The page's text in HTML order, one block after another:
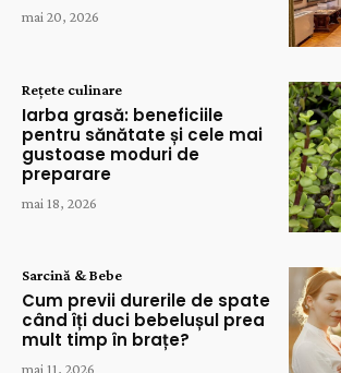
mai 20, 2026
Rețete culinare
Iarba grasă: beneficiile
pentru sănătate și cele mai
gustoase moduri de
preparare
mai 18, 2026
Sarcină & Bebe
Cum previi durerile de spate
când îți duci bebelușul prea
mult timp în brațe?
mai 11, 2026